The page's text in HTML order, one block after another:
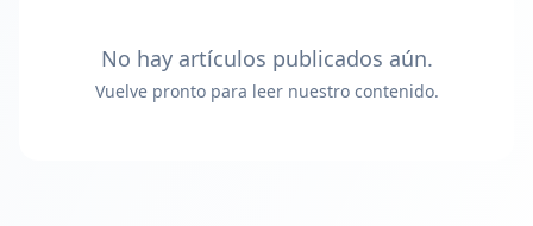
No hay artículos publicados aún.
Vuelve pronto para leer nuestro contenido.